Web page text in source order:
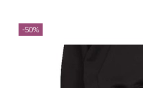
-50%